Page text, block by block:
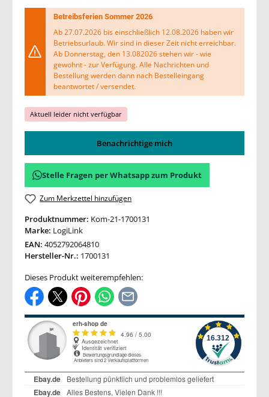
Betreibsferien Sommer 2026
Ab 27.07.2026 bis einschließlich 12.08.2026 haben wir
Betriebsurlaub. Wir sind in dieser Zeit nicht erreichbar.
Ab Donnerstag, den 13.082026 stehen wir - wie
gewohnt - zur Verfügung. Alle Nachrichten und
Bestellung werden dann nach Bestelleingang
beantwortet / versendet.
Aktuell leider nicht verfügbar
Benachrichtige mich
Stelle Fragen per Whatsapp zum Produkt
Zum Merkzettel hinzufügen
Produktnummer: Kom-21-1700131
Marke: LogiLink
EAN: 4052792064810
Hersteller-Nr.: 1700131
Dieses Produkt weiterempfehlen: